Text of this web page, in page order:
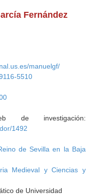
Fernández
manuelgf/
5510
de investigación:
1492
de Sevilla en la Baja
Medieval y Ciencias y
de Universidad